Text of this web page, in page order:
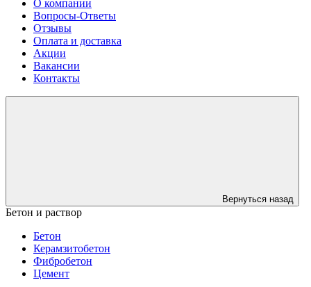
О компании
Вопросы-Ответы
Отзывы
Оплата и доставка
Акции
Вакансии
Контакты
Вернуться назад
Бетон и раствор
Бетон
Керамзитобетон
Фибробетон
Цемент